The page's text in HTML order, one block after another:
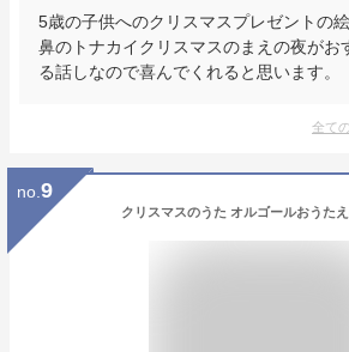
5歳の子供へのクリスマスプレゼントの
鼻のトナカイクリスマスのまえの夜がお
る話しなので喜んでくれると思います。
全て
no. 9
クリスマスのうた オルゴールおうた